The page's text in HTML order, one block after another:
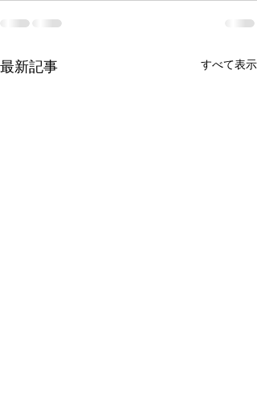
最新記事 すべて表示